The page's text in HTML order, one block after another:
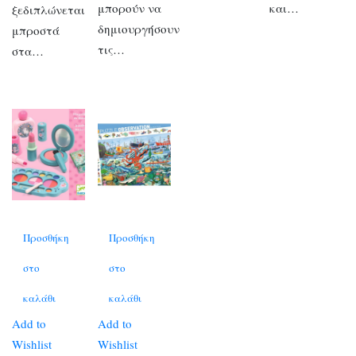
ξεδιπλώνεται
μπροστά
στα…
μπορούν να
δημιουργήσουν
τις…
και…
Προσθήκη
στο
καλάθι
Add to
Wishlist
Προσθήκη
στο
καλάθι
Add to
Wishlist